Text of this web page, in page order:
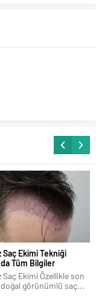
Saç Ekimi Hakkında
Saç Ekimi Organik saç
zamanların en çok...